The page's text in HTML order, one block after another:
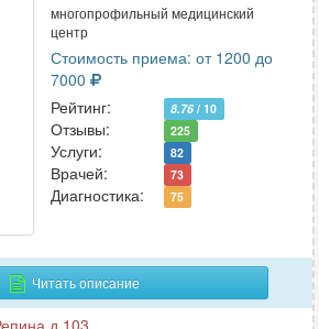
35
22
5
многопрофильный медицинский
центр
Стоимость приема: от 1200 до
7000
Рейтинг:
8.76 / 10
Отзывы: 225
Услуги: 82
Врачей: 73
Диагностика: 75
Читать описание
д.103